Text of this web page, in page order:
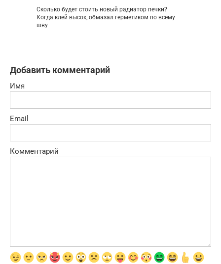
Сколько будет стоить новый радиатор печки?
Когда клей высох, обмазал герметиком по всему
шву
Добавить комментарий
Имя
Email
Комментарий